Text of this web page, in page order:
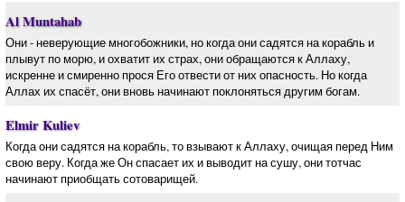
Al Muntahab
Они - неверующие многобожники, но когда они садятся на корабль и
плывут по морю, и охватит их страх, они обращаются к Аллаху,
искренне и смиренно прося Его отвести от них опасность. Но когда
Аллах их спасёт, они вновь начинают поклоняться другим богам.
Elmir Kuliev
Когда они садятся на корабль, то взывают к Аллаху, очищая перед Ним
свою веру. Когда же Он спасает их и выводит на сушу, они тотчас
начинают приобщать сотоварищей.